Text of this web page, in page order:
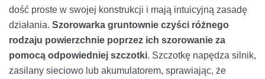
dość proste w swojej konstrukcji i mają intuicyjną zasadę
działania. Szorowarka gruntownie czyści różnego
rodzaju powierzchnie poprzez ich szorowanie za
pomocą odpowiedniej szczotki. Szczotkę napędza silnik,
zasilany sieciowo lub akumulatorem, sprawiając, że